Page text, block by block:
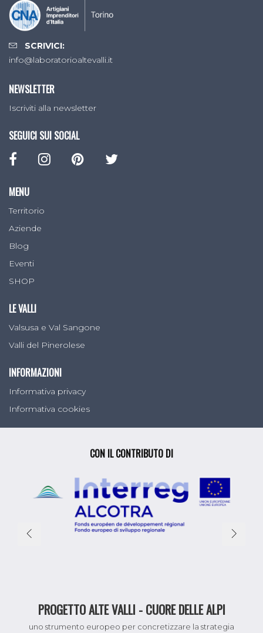
SCRIVICI:
info@laboratorioaltevalli.it
NEWSLETTER
Iscriviti alla newsletter
SEGUICI SUI SOCIAL
MENU
Territorio
Aziende
Blog
Eventi
SHOP
LE VALLI
Valsusa e Val Sangone
Valli del Pinerolese
INFORMAZIONI
Informativa privacy
Informativa cookies
PROGETTO ALTE VALLI - CUORE DELLE ALPI
uno strumento europeo per concretizzare la strategia
CON IL CONTRIBUTO DI